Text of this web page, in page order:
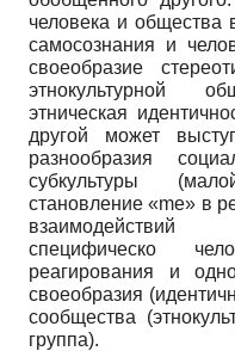
человека и общества
самосознания и
своеобразие
этнокультурной
этническая
другой может
разнообразия
субкультуры
становление «me» в
взаимодействий
специфическо
реагирования и
своеобразия
сообщества
группа).